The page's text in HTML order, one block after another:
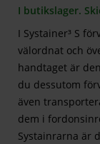
I butikslager.
I Systainer³ S
välordnat och
handtaget är
du dessutom
även
dem i
Systainrarna är